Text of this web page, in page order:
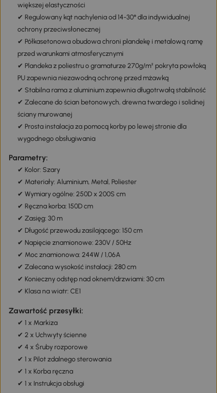
większej elastyczności
✔ Regulowany kąt nachylenia od 14-30° dla indywidualnej
ochrony przeciwsłonecznej
✔ Półkasetonowa obudowa chroni plandekę i metalową ramę
przed warunkami atmosferycznymi
✔ Plandeka z poliestru o gramaturze 270g/m² pokryta powłoką
PU zapewnia niezawodną ochronę przed mżawką
✔ Stabilna rama z aluminium zapewnia długotrwałą stabilność
✔ Zalecane do ścian betonowych, drewna twardego i solidnej
ściany murowanej
✔ Prosta instalacja za pomocą korby po lewej stronie dla
wygodnego obsługiwania
Parametry:
✔ Kolor: Szary
✔ Materiały: Aluminium, Metal, Poliester
✔ Wymiary ogólne: 250D x 200S cm
✔ Ręczna korba: 150D cm
✔ Zasięg: 30 m
✔ Długość przewodu zasilającego: 150 cm
✔ Napięcie znamionowe: 230V / 50Hz
✔ Moc znamionowa: 244W / 1,06A
✔ Zalecana wysokość instalacji: 280 cm
✔ Konieczny odstęp nad oknem/drzwiami: 30 cm
✔ Klasa na wiatr: CE1
Zawartość przesyłki:
✔ 1 x Markiza
✔ 2 x Uchwyty ścienne
✔ 4 x Śruby rozporowe
✔ 1 x Pilot zdalnego sterowania
✔ 1 x Korba ręczna
✔ 1 x Instrukcja obsługi